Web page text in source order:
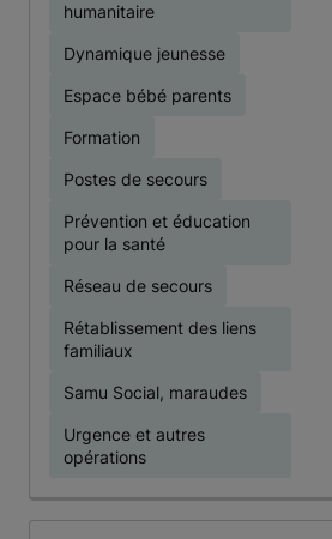
humanitaire
Dynamique jeunesse
Espace bébé parents
Formation
Postes de secours
Prévention et éducation
pour la santé
Réseau de secours
Rétablissement des liens
familiaux
Samu Social, maraudes
Urgence et autres
opérations